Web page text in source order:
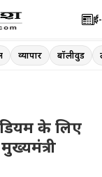
व्यापार बॉलीवुड
के लिए